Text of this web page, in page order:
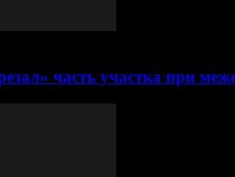
часть участка при